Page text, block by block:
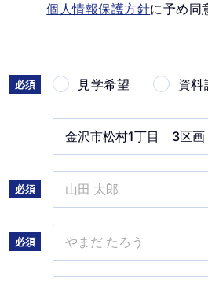
個人情報保護方針に予め同
必須 見学希望 資料
必須
必須